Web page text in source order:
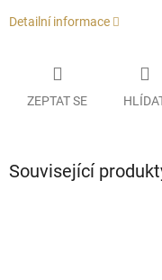
Detailní informace
ZEPTAT SE
Související